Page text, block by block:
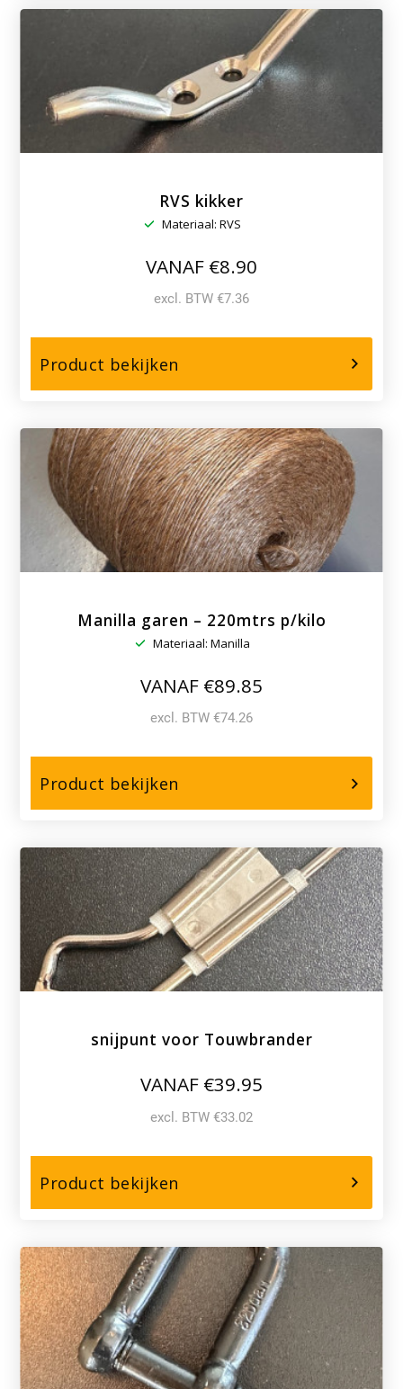
verzinkt
profielkous
RVS kikker
Materiaal: RVS
VANAF €8.90
excl. BTW €7.36
Product bekijken
RVS
Manilla garen – 220mtrs p/kilo
Materiaal: Manilla
VANAF €89.85
excl. BTW €74.26
Product bekijken
Manilla
–
220mtrs
p/kilo
snijpunt voor Touwbrander
VANAF €39.95
excl. BTW €33.02
Product bekijken
snijpunt
Touwbrander